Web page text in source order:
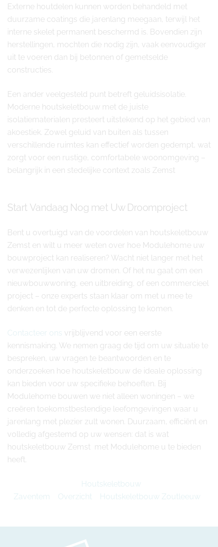
Externe houtdelen kunnen worden behandeld met
duurzame coatings die jarenlang meegaan, terwijl het
interne skelet permanent beschermd is. Bovendien zijn
herstellingen, mochten die nodig zijn, vaak eenvoudiger
uit te voeren dan bij betonnen of gemetselde
constructies.
Een ander veelgesteld punt betreft geluidsisolatie.
Moderne houtskeletbouw met de juiste
isolatiematerialen presteert uitstekend op het gebied van
akoestiek. Zowel geluid van buiten als tussen
verschillende ruimtes kan effectief worden gedempt, wat
zorgt voor een rustige, comfortabele woonomgeving –
belangrijk in een stedelijke context zoals Zemst
Start Vandaag Nog met Uw Droomproject
Bent u overtuigd van de voordelen van houtskeletbouw
Zemst en wilt u meer weten over hoe Modulehome uw
bouwproject kan realiseren? Wacht niet langer met het
verwezenlijken van uw dromen. Of het nu gaat om een
nieuwbouwwoning, een uitbreiding, of een commercieel
project – onze experts staan klaar om met u mee te
denken en tot de perfecte oplossing te komen.
Contacteer ons vrijblijvend voor een eerste
kennismaking. We nemen graag de tijd om uw situatie te
bespreken, uw vragen te beantwoorden en te
onderzoeken hoe houtskeletbouw de ideale oplossing
kan bieden voor uw specifieke behoeften. Bij
Modulehome bouwen we niet alleen woningen – we
creëren toekomstbestendige leefomgevingen waar u
jarenlang met plezier zult wonen. Duurzaam, efficiënt en
volledig afgestemd op uw wensen: dat is wat
houtskeletbouw Zemst met Modulehome u te bieden
heeft.
Houtskeletbouw
Zaventem
Overzicht Houtskeletbouw Zoutleeuw